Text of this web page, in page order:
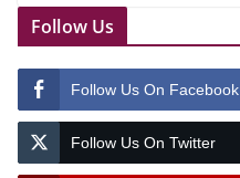
Follow Us
Follow Us On Facebook
Follow Us On Twitter